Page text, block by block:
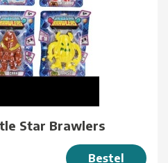
Star Brawlers
Bestel